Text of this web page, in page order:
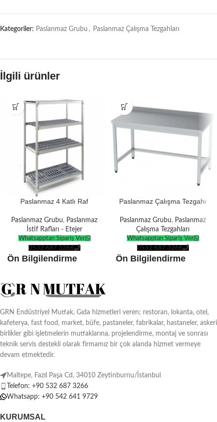
Kategoriler: Paslanmaz Grubu , Paslanmaz Çalışma Tezgahları
İlgili ürünler
Paslanmaz 4 Katlı Raf
Paslanmaz Grubu, Paslanmaz
İstif Rafları - Etejer
Whatsapptan Sipariş Ver
0532 687 3266
Ön Bilgilendirme
üretimimizdir.
Tüm ürünler
Avrupa
Standartlarına
göre
Türkiye ve tüm dünyayateslimat
seçenekleri.
Ürünlerin boyutuna göre
Paslanmaz Çalışma Tezgahı
Paslanmaz Grubu, Paslanmaz
Çalışma Tezgahları
Whatsapptan Sipariş Ver
0532 687 3266
Ön Bilgilendirme
Standartlarına
Türkiye ve tüm dünyayateslimat
seçenekleri.
GRN Endüstriyel Mutfak, Gıda hizmetleri veren; restoran, lokanta, otel,
kafeterya, fast food, market, büfe, pastaneler, fabrikalar, hastaneler, askeri
birlikler gibi işletmelerin mutfaklarına, projelendirme, montaj ve sonrası
teknik servis destekli olarak firmamız bir çok alanda hizmet vermeye
devam etmektedir.
Maltepe, Fazıl Paşa Cd, 34010 Zeytinburnu/İstanbul
Telefon: +90 532 687 3266
Whatsapp: +90 542 641 9729
KURUMSAL